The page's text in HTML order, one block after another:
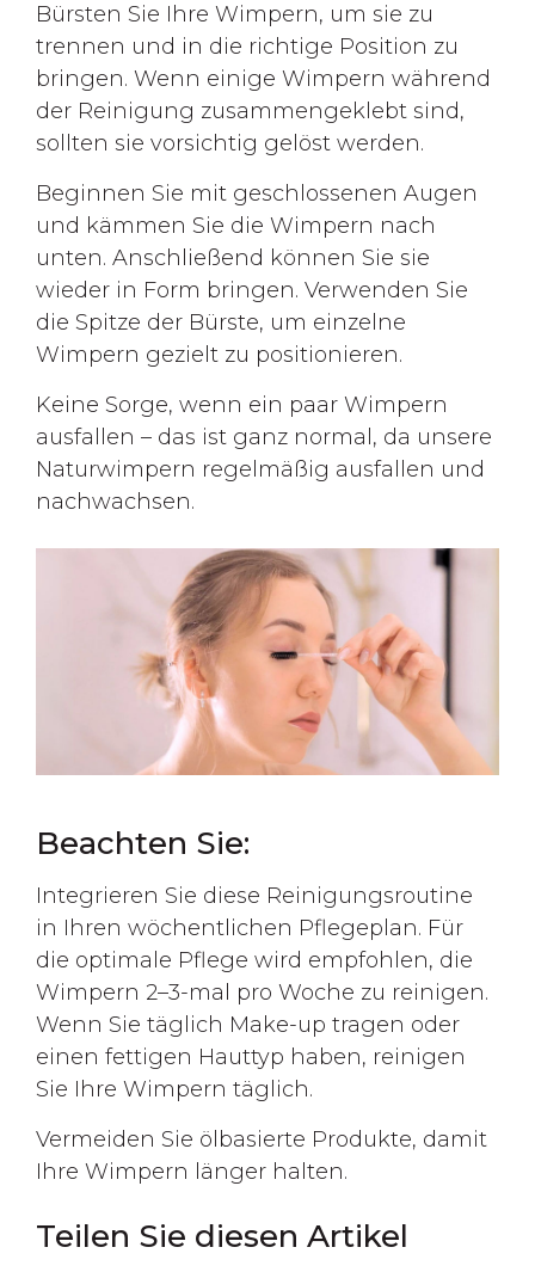
Bürsten Sie Ihre Wimpern, um sie zu
trennen und in die richtige Position zu
bringen. Wenn einige Wimpern während
der Reinigung zusammengeklebt sind,
sollten sie vorsichtig gelöst werden.
Beginnen Sie mit geschlossenen Augen
und kämmen Sie die Wimpern nach
unten. Anschließend können Sie sie
wieder in Form bringen. Verwenden Sie
die Spitze der Bürste, um einzelne
Wimpern gezielt zu positionieren.
Keine Sorge, wenn ein paar Wimpern
ausfallen – das ist ganz normal, da unsere
Naturwimpern regelmäßig ausfallen und
nachwachsen.
Beachten Sie:
Integrieren Sie diese Reinigungsroutine
in Ihren wöchentlichen Pflegeplan. Für
die optimale Pflege wird empfohlen, die
Wimpern 2–3-mal pro Woche zu reinigen.
Wenn Sie täglich Make-up tragen oder
einen fettigen Hauttyp haben, reinigen
Sie Ihre Wimpern täglich.
Vermeiden Sie ölbasierte Produkte, damit
Ihre Wimpern länger halten.
Teilen Sie diesen Artikel